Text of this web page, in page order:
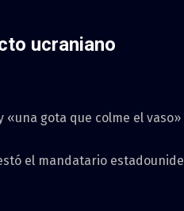
ucraniano
gota que colme el vaso»
el mandatario